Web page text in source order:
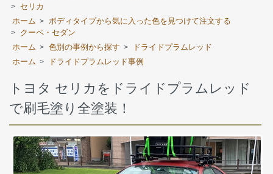
>
セリカ
ホーム > ボディタイプから気に入った色を見つけて注文する
>
クーペ・セダン
ホーム > 色別の事例から探す >
ドライドプラムレッド
ホーム > ドライドプラムレッド事例
トヨタ セリカをドライドプラムレッド
で刷毛塗り全塗装！